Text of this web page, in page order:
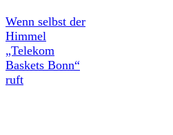
Wenn selbst der
Himmel
„Telekom
Baskets Bonn“
ruft